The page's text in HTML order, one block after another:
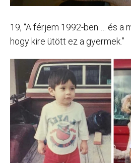
19, “A férjem 1992-ben … és a
hogy kire ütött ez a gyermek.”